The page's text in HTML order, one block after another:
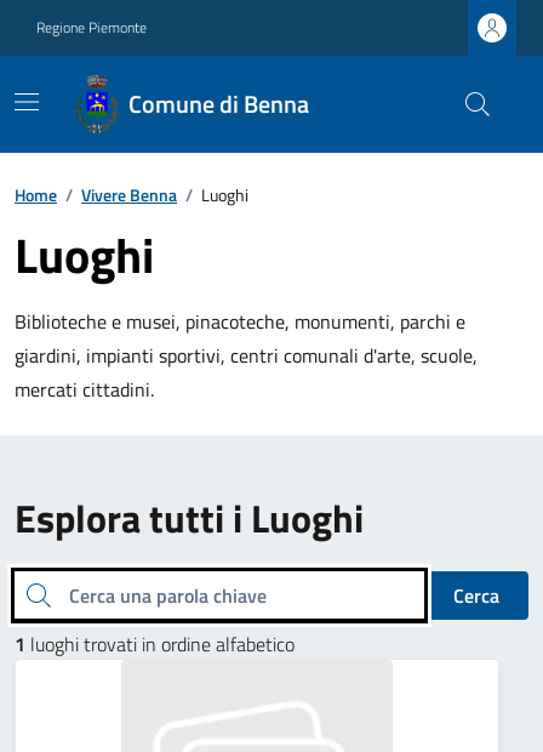
Regione Piemonte
Comune di Benna
Home / Vivere Benna / Luoghi
Luoghi
Biblioteche e musei, pinacoteche, monumenti, parchi e
giardini, impianti sportivi, centri comunali d'arte, scuole,
mercati cittadini.
Esplora tutti i Luoghi
Cerca una parola chiave
Cerca
1 luoghi trovati in ordine alfabetico